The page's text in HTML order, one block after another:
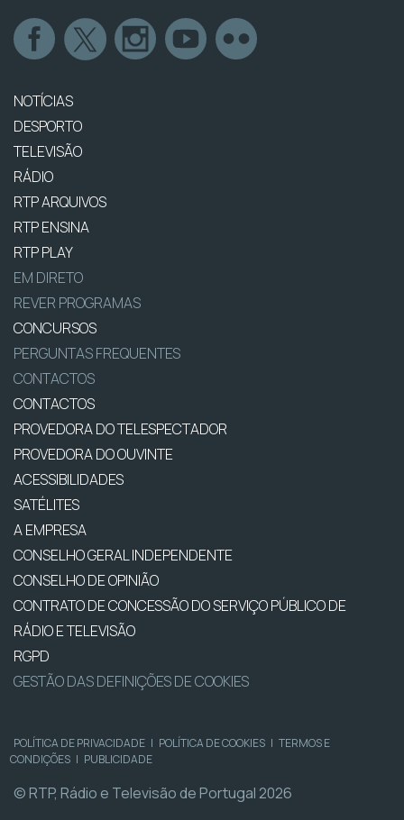
NOTÍCIAS
DESPORTO
TELEVISÃO
RÁDIO
RTP ARQUIVOS
RTP ENSINA
RTP PLAY
EM DIRETO
REVER PROGRAMAS
CONCURSOS
PERGUNTAS FREQUENTES
CONTACTOS
CONTACTOS
PROVEDORA DO TELESPECTADOR
PROVEDORA DO OUVINTE
ACESSIBILIDADES
SATÉLITES
A EMPRESA
CONSELHO GERAL INDEPENDENTE
CONSELHO DE OPINIÃO
CONTRATO DE CONCESSÃO DO SERVIÇO PÚBLICO DE
RÁDIO E TELEVISÃO
RGPD
GESTÃO DAS DEFINIÇÕES DE COOKIES
POLÍTICA DE PRIVACIDADE | POLÍTICA DE COOKIES | TERMOS E
CONDIÇÕES | PUBLICIDADE
© RTP, Rádio e Televisão de Portugal 2026